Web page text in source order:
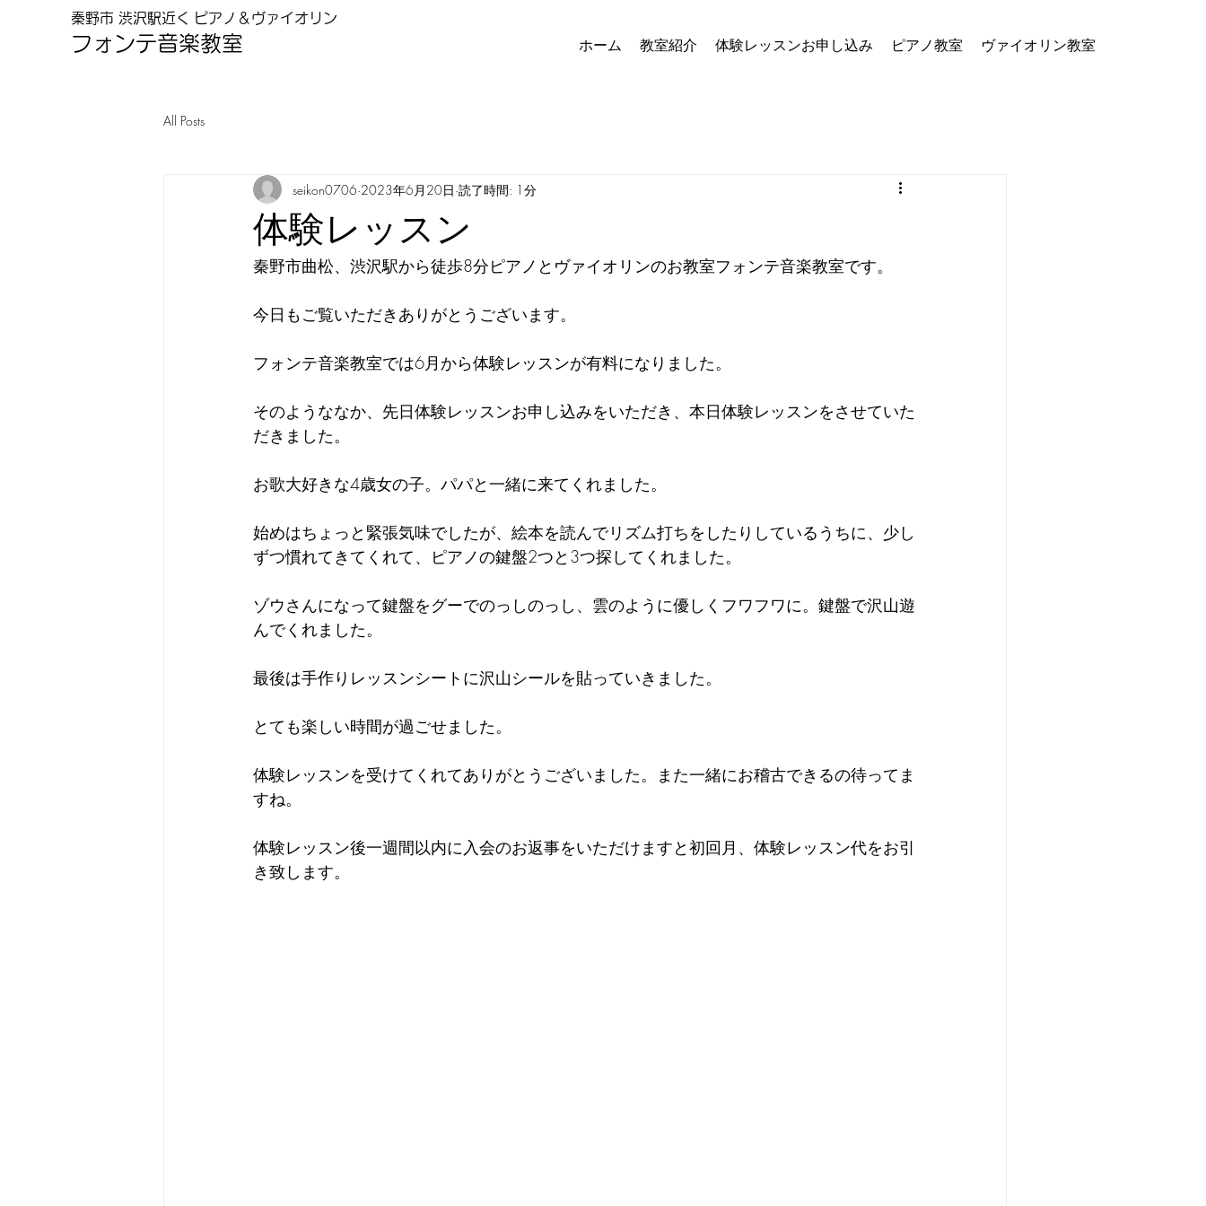
秦野市 渋沢駅近く ピアノ＆ヴァイオリン
フォンテ音楽教室 ホーム 教室紹介 体験レッスンお申し込み ピアノ教室 ヴァイオリン教室
All Posts
体験レッスン
seikon0706 2023年6月20日 読了時間: 1分
秦野市曲松、渋沢駅から徒歩8分ピアノとヴァイオリンのお教室フォンテ音楽教室です。
今日もご覧いただきありがとうございます。
フォンテ音楽教室では6月から体験レッスンが有料になりました。
そのようななか、先日体験レッスンお申し込みをいただき、本日体験レッスンをさせていた
だきました。
お歌大好きな4歳女の子。パパと一緒に来てくれました。
始めはちょっと緊張気味でしたが、絵本を読んでリズム打ちをしたりしているうちに、少し
ずつ慣れてきてくれて、ピアノの鍵盤2つと3つ探してくれました。
ゾウさんになって鍵盤をグーでのっしのっし、雲のように優しくフワフワに。鍵盤で沢山遊
んでくれました。
最後は手作りレッスンシートに沢山シールを貼っていきました。
とても楽しい時間が過ごせました。
体験レッスンを受けてくれてありがとうございました。また一緒にお稽古できるの待ってま
すね。
体験レッスン後一週間以内に入会のお返事をいただけますと初回月、体験レッスン代をお引
き致します。